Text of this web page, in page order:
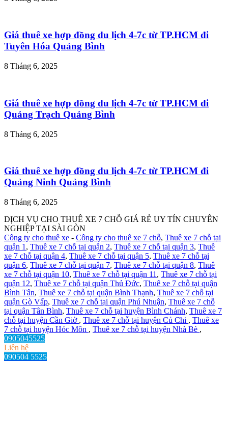
Giá thuê xe hợp đồng du lịch 4-7c từ TP.HCM đi
Tuyên Hóa Quảng Bình
8 Tháng 6, 2025
Giá thuê xe hợp đồng du lịch 4-7c từ TP.HCM đi
Quảng Trạch Quảng Bình
8 Tháng 6, 2025
Giá thuê xe hợp đồng du lịch 4-7c từ TP.HCM đi
Quảng Ninh Quảng Bình
8 Tháng 6, 2025
DỊCH VỤ CHO THUÊ XE 7 CHỖ GIÁ RẺ UY TÍN CHUYÊN
NGHIỆP TẠI SÀI GÒN
Công ty cho thuê xe - Công ty cho thuê xe 7 chỗ, Thuê xe 7 chỗ tại
quận 1 , Thuê xe 7 chỗ tại quận 2, Thuê xe 7 chỗ tại quận 3, Thuê
xe 7 chỗ tại quận 4, Thuê xe 7 chỗ tại quận 5, Thuê xe 7 chỗ tại
quận 6, Thuê xe 7 chỗ tại quận 7, Thuê xe 7 chỗ tại quận 8, Thuê
xe 7 chỗ tại quận 10, Thuê xe 7 chỗ tại quận 11 , Thuê xe 7 chỗ tại
quận 12, Thuê xe 7 chỗ tại quận Thủ Đức, Thuê xe 7 chỗ tại quận
Bình Tân, Thuê xe 7 chỗ tại quận Bình Thạnh, Thuê xe 7 chỗ tại
quận Gò Vấp, Thuê xe 7 chỗ tại quận Phú Nhuận, Thuê xe 7 chỗ
tại quận Tân Bình, Thuê xe 7 chỗ tại huyện Bình Chánh, Thuê xe 7
chỗ tại huyện Cần Giờ , Thuê xe 7 chỗ tại huyện Củ Chi , Thuê xe
7 chỗ tại huyện Hóc Môn , Thuê xe 7 chỗ tại huyện Nhà Bè ,
0905045525
Liên hệ
090504 5525